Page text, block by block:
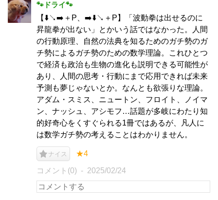
🐾ドライ🐾
【⬇️↘️➡️＋P、➡️⬇️↘️＋P】「波動拳は出せるのに
昇龍拳が出ない」とかいう話ではなかった。人間
の行動原理、自然の法典を知るためのガチ勢のガ
チ勢によるガチ勢のための数学理論。これひとつ
で経済も政治も生物の進化も説明できる可能性が
あり、人間の思考・行動にまで応用できれば未来
予測も夢じゃないとか。なんとも欲張りな理論。
アダム・スミス、ニュートン、フロイト、ノイマ
ン、ナッシュ、アシモフ…話題が多岐にわたり知
的好奇心をくすぐられる1冊ではあるが、凡人に
は数学ガチ勢の考えることはわかりません。
ナイス ★4
コメント(0) 2025/02/24